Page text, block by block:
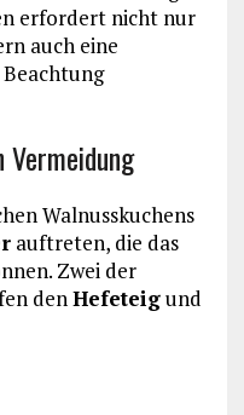
erfordert nicht nur
auch eine
Vermeidung
Walnusskuchens
auftreten, die das
Zwei der
denHefeteigund